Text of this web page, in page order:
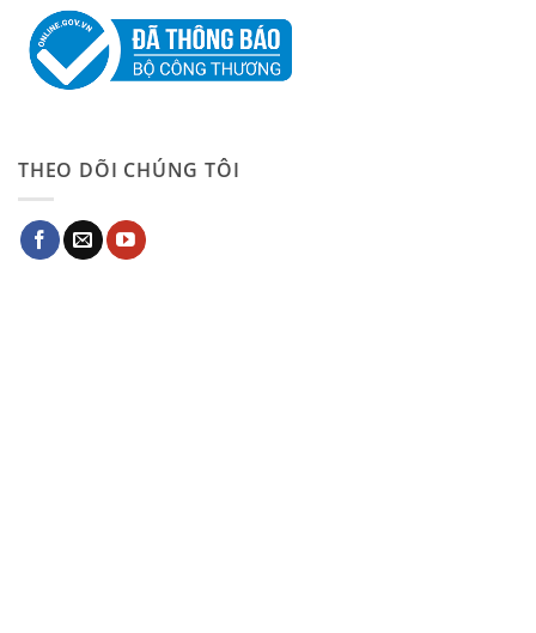
THEO DÕI CHÚNG TÔI